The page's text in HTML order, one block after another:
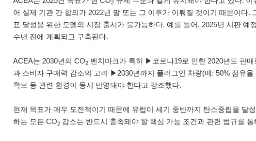
2
어 실제 기관 간 합의가 2022년 말 또는 그 이후가 이뤄질 것이기 때문이다
표 달성을 위한 모델의 시장 출시가 불가능하다. 예를 들어, 2025년 시판
수년 전에 계획되고 구축된다.
ACEA는 2030년의 CO2 벤치마크가 특히 ▶코로나19로 인한 2020년도 판
과 소비자 구매력 감소의 고려 ▶2030년까지 플러그인 차량(예: 50% 점유
확보 등 관련 환경이 동시 반영돼야 한다고 강조했다.
현재 목표가 매우 도전적이기 때문에 유럽이 세기 중반까지 탄소중립을 달
하는 모든 CO2 감소는 반드시 충족돼야 할 핵심 가능 조건과 관련 법규를